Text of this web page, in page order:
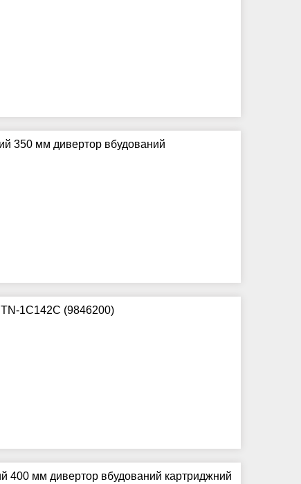
350 мм дивертор вбудований
1C142C (9846200)
400 мм дивертор вбудований картриджний